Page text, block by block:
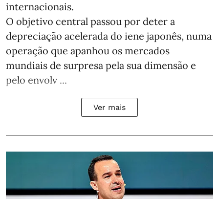
internacionais.
O objetivo central passou por deter a
depreciação acelerada do iene japonês, numa
operação que apanhou os mercados
mundiais de surpresa pela sua dimensão e
pelo envolv ...
Ver mais